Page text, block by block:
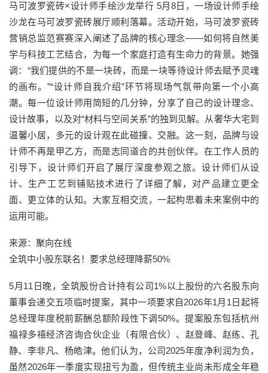
马可波罗瓷砖×设计师手绘沙龙举行 5月8日，一场设计师手绘
沙龙在马可波罗瓷砖展厅顺利落幕。活动开始，马可波罗瓷砖
营销总监范赛赛深入阐述了品牌的核心理念——如何将自然美
学与科技工艺结合，为每一个家庭打造有生命力的背景。她强
调：“我们提供的不是一块砖，而是一块等待设计师去赋予灵魂
的画布。”“设计师自我介绍”环节将现场气氛带向第一个小高
潮。每一位设计师用简短的几分钟，分享了自己的设计理念、
设计故事，以及对“材料与空间关系”的独到见解。从奢华大宅到
温馨小居，多元的设计观在此碰撞、交融。这一刻，品牌与设
计师不再是甲乙方，而是志同道合的共创伙伴。在工作人员的
引导下，设计师们开启了展厅深度参观之旅。设计师们从设
计、生产工艺到铺贴技术进行了详细了解，对产品建立更全
面、更立体的认知。大家互相交流，一起构思着未来案例中的
运用可能。
来源：聚向在线
全筑中小股东联名！要求总经理降薪50%
5月11日晚，全筑股份合计持有公司1%以上股份的六名股东向
董事会递交五项临时提案，其中一项要求自2026年1月1日起将
总经理年度税前薪酬总额阶段性下调50%。提案股东包括杭州
福禄多禧经济咨询合伙企业（有限合伙）、赵登峰、赵练、孔
静、李非凡、杨皓津。他们认为，公司2025年度净利润为负，
虽然2026年一季度实现扭亏为盈，但传统主业尚未形成全年稳